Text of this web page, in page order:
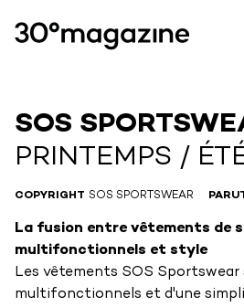
SOS
PRINTEMPS /
COPYRIGHT SOS SPORTSWEAR
La fusion entre vêtements de
multifonctionnels et style
Les vêtements SOS
multifonctionnels et d'une